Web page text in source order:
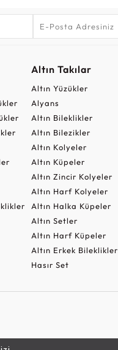
Altın Takılar
Altın Yüzükler
Alyans
Altın Bileklikler
Altın Bilezikler
Altın Kolyeler
Altın Küpeler
Altın Zincir Kolyeler
Altın Harf Kolyeler
Altın Halka Küpeler
Altın Setler
Altın Harf Küpeler
Altın Erkek Bileklikler
Hasır Set